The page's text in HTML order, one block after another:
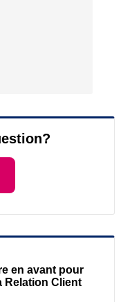
en avant pour
Relation Client